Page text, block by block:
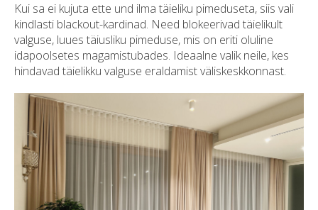
Kui sa ei kujuta ette und ilma täieliku pimeduseta, siis vali
kindlasti blackout-kardinad. Need blokeerivad täielikult
valguse, luues täiusliku pimeduse, mis on eriti oluline
idapoolsetes magamistubades. Ideaalne valik neile, kes
hindavad täielikku valguse eraldamist väliskeskkonnast.